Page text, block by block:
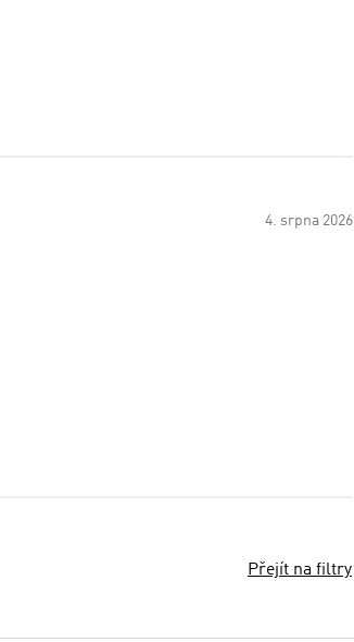
4. srpna 2026
Přejít na filtry